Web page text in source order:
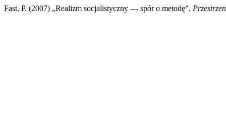
Fast, P. (2007) „Realizm socjalistyczny — spór o metodę”,